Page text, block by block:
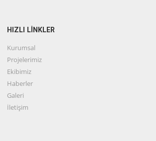
HIZLI LİNKLER
Kurumsal
Projelerimiz
Ekibimiz
Haberler
Galeri
İletişim